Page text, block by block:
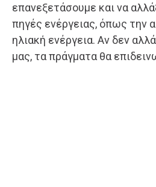
επανεξετάσουμε και να
πηγές ενέργειας, όπως την
ηλιακή ενέργεια. Αν δεν
μας, τα πράγματα θα